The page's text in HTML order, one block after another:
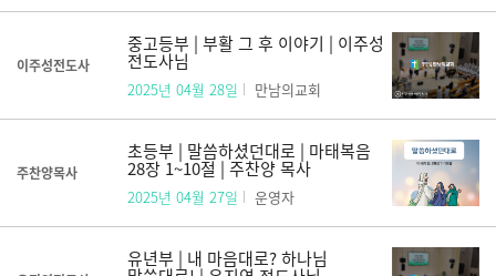
이주성전도사
중고등부 | 부활 그 후 이야기 | 이주성
전도사님
2025년 04월 28일 만남의교회
주찬양목사
초등부 | 말씀하셨던대로 | 마태복음
28장 1~10절 | 주찬양 목사
2025년 04월 27일 운영자
유년부 | 내 마음대로? 하나님